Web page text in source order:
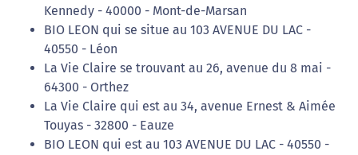
Kennedy - 40000 - Mont-de-Marsan
BIO LEON qui se situe au 103 AVENUE DU LAC -
40550 - Léon
La Vie Claire se trouvant au 26, avenue du 8 mai -
64300 - Orthez
La Vie Claire qui est au 34, avenue Ernest & Aimée
Touyas - 32800 - Eauze
BIO LEON qui est au 103 AVENUE DU LAC - 40550 -